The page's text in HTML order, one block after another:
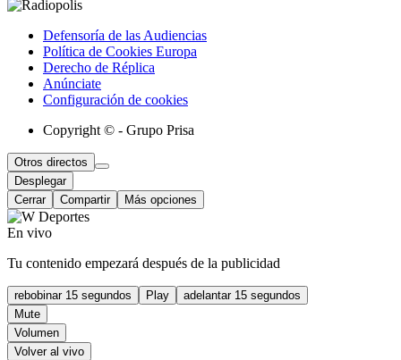
Defensoría de las Audiencias
Política de Cookies Europa
Derecho de Réplica
Anúnciate
Configuración de cookies
Copyright © - Grupo Prisa
Otros directos
Desplegar
Cerrar
Compartir Más opciones
En vivo
Tu contenido empezará después de la publicidad
rebobinar 15 segundos Play
adelantar 15 segundos
Mute
Volumen
Volver al vivo